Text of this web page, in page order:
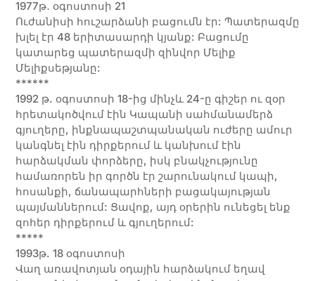
1977թ․ օգոստոսի 21
Ուժանիսի հուշարձանի բացումն էր: Պատերազմը
խլել էր 48 երիտասարդի կյանք: Բացումը
կատարեց պատերազմի զինվոր Մելիք
Մելիքսեթյանը:
******
1992 թ. օգոստոսի 18-ից մինչև 24-ը գիշեր ու զօր
հրետակոծվում էին Կապանի սահմանամերձ
գյուղերը, ինքնապաշտպանական ուժերը ամուր
կանգնել էին դիրքերում և կանխում էին
հարձակման փորձերը, իսկ բնակչությունը
համառորեն իր գործն էր շարունակում կապի,
հոսանքի, ճանապարհների բացակայության
պայմաններում: Ցավոք, այդ օրերին ունեցել ենք
զոհեր դիրքերում և գյուղերում:
*****
1993թ. 18 օգոստոսի
Վաղ առավոտյան օդային հարձակում եղավ